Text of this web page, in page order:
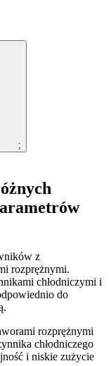
;
z
rozprężnymi.
chłodniczymi i
do
rozprężnymi
chłodniczego
i niskie zużycie